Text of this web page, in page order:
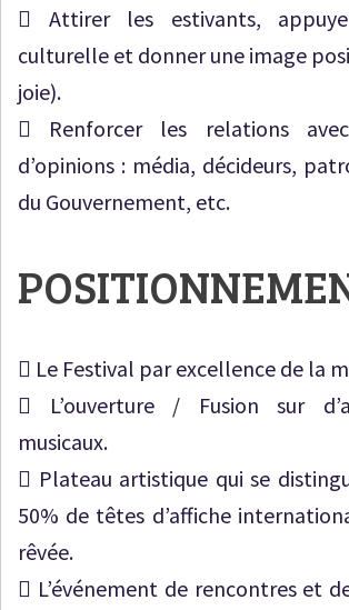
 Attirer les estivants,
culturelle et donner une image
joie).
 Renforcer les relations
d’opinions : média, décideurs,
du Gouvernement, etc.
 Le Festival par excellence de la
 L’ouverture / Fusion sur
musicaux.
 Plateau artistique qui se
50% de têtes d’affiche
rêvée.
 L’événement de rencontres et